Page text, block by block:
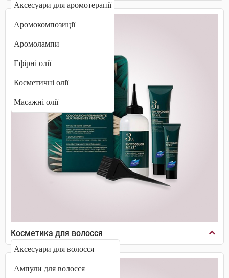
Аксесуари для аромотерапії
Аромокомпозиції
Аромолампи
Ефірні олії
Косметичні олії
Масажні олії
Косметика для волосся
Аксесуари для волосся
Ампули для волосся